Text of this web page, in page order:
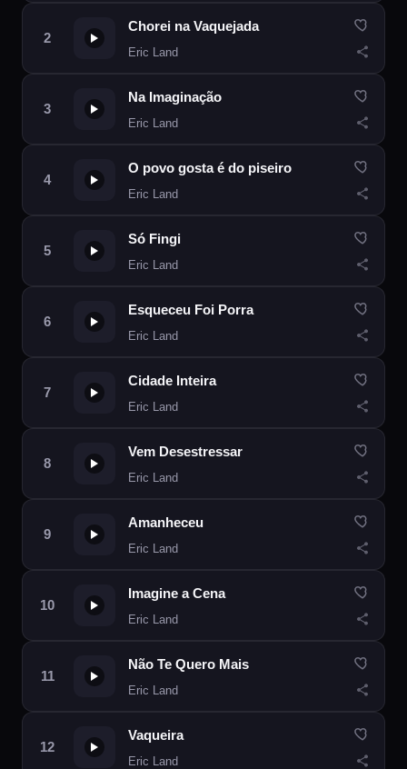
Chorei na Vaquejada
Eric Land
Na Imaginação
Eric Land
O povo gosta é do piseiro
Eric Land
Só Fingi
Eric Land
Esqueceu Foi Porra
Eric Land
Cidade Inteira
Eric Land
Vem Desestressar
Eric Land
Amanheceu
Eric Land
Imagine a Cena
Eric Land
Não Te Quero Mais
Eric Land
Vaqueira
Eric Land